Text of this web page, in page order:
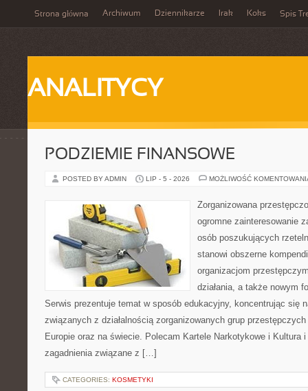
Strona główna Archiwum Dziennikarze Irak Koks Spis
ANALITYCY
PODZIEMIE FINANSOWE
POSTED BY ADMIN LIP - 5 - 2026 MOŻLIWOŚĆ
Zorganizowana
ogromne zainteresowanie
osób poszukujących
stanowi obszerne
organizacjom
działania, a także nowym
Serwis prezentuje temat w sposób edukacyjny, koncentrując się
związanych z działalnością zorganizowanych grup
Europie oraz na świecie. Polecam Kartele Narkotykowe i Kultura
zagadnienia związane z […]
CATEGORIES: KOSMETYKI